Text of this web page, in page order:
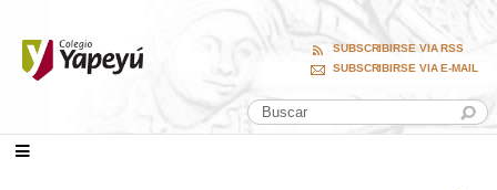
SUBSCRIBIRSE VIA RSS
SUBSCRIBIRSE VIA E-MAIL